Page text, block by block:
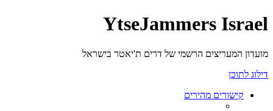
YtseJammers Israel
מועדון המעריצים הרשמי של דרים ת'יאטר בישראל
דילוג לתוכן
קישורים מהירים